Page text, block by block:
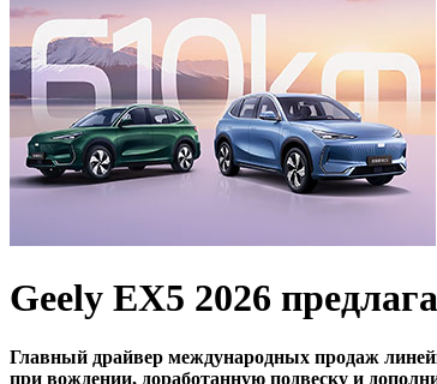
Geely EX5 2026
Главный драйвер международных продаж
при вождении, доработанную подвеску и